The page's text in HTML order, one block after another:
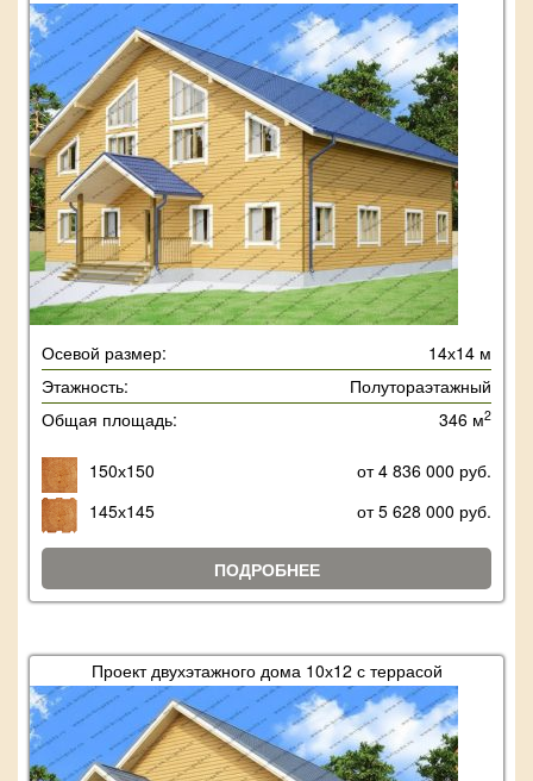
Осевой размер:
14х14 м
Этажность:
Полутораэтажный
Общая площадь:
346 м2
150х150
от 4 836 000 руб.
145х145
от 5 628 000 руб.
ПОДРОБНЕЕ
Проект двухэтажного дома 10х12 с террасой